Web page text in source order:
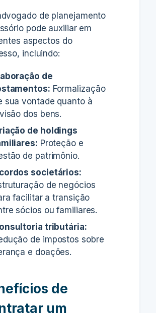
de planejamento
pode auxiliar em
aspectos do
incluindo:
de
Formalização
sua vontade quanto à
dos bens.
de holdings
Proteção e
de patrimônio.
societários:
de negócios
facilitar a transição
sócios ou familiares.
tributária:
de impostos sobre
e doações.
de
um